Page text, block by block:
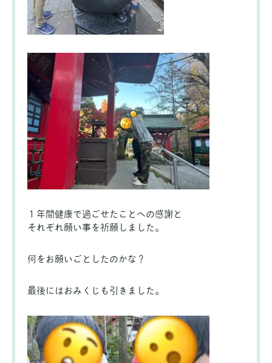
１年間健康で過ごせたことへの感謝と
それぞれ願い事を祈願しました。
何をお願いごとしたのかな？
最後にはおみくじも引きました。